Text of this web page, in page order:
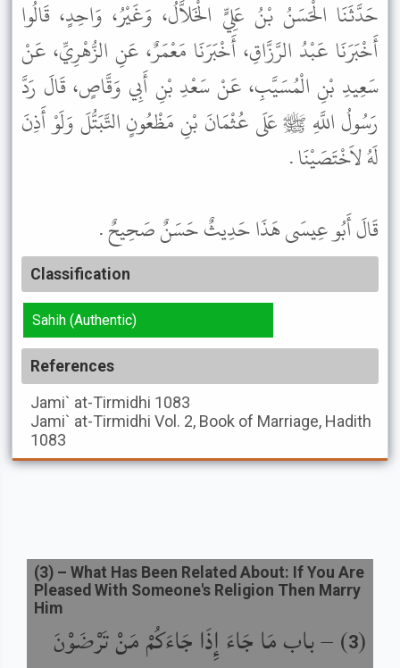
حَدَّثَنَا الْحَسَنُ بْنُ عَلِيٍّ الْخَلاَّلُ، وَغَيْرُ، وَاحِدٍ، قَالُوا
أَخْبَرَنَا عَبْدُ الرَّزَّاقِ، أَخْبَرَنَا مَعْمَرٌ، عَنِ الزُّهْرِيِّ، عَنْ
سَعِيدِ بْنِ الْمُسَيَّبِ، عَنْ سَعْدِ بْنِ أَبِي وَقَّاصٍ، قَالَ رَدَّ
رَسُولُ اللَّهِ ﷺ عَلَى عُثْمَانَ بْنِ مَظْعُونٍ التَّبَتُّلَ وَلَوْ أَذِنَ
لَهُ لاَخْتَصَيْنَا .
قَالَ أَبُو عِيسَى هَذَا حَدِيثٌ حَسَنٌ صَحِيحٌ .
Classification
Sahih (Authentic)
References
Jami` at-Tirmidhi 1083
Jami` at-Tirmidhi Vol. 2, Book of Marriage, Hadith
1083
(
3
) –باب مَا جَاءَ إِذَا جَاءَكُمْ مَنْ تَرْضَوْنَ
(3) – What Has Been Related About: If You Are
Pleased With Someone's Religion Then Marry
Him